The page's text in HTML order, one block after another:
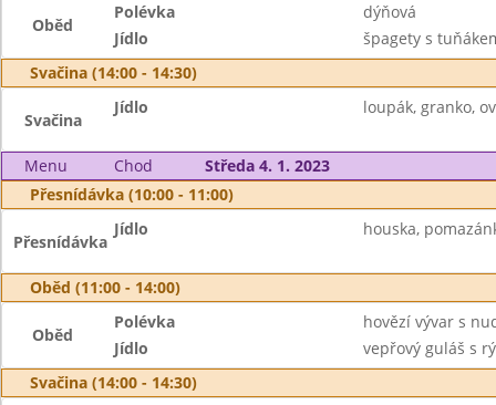
Oběd
Polévka
dýňová
Jídlo
špagety s
Svačina (14:00 - 14:30)
Svačina
Jídlo loupák, granko,
Menu Chod
Středa 4. 1. 2023
Přesnídávka (10:00 - 11:00)
Přesnídávka
Jídlo houska,
Oběd (11:00 - 14:00)
Oběd
Polévka
hovězí vývar s
Jídlo
vepřový guláš s
Svačina (14:00 - 14:30)